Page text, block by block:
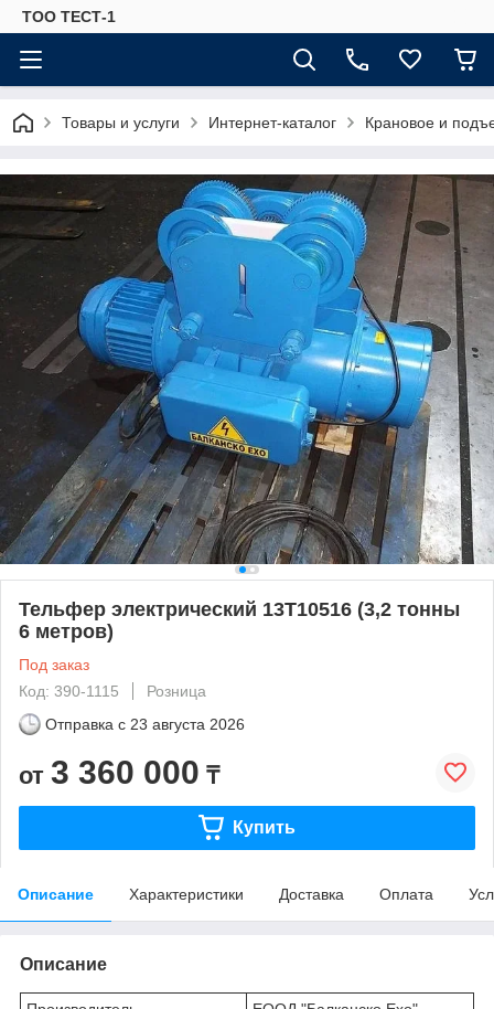
ТОО ТЕСТ-1
Товары и услуги Интернет-каталог Крановое и
Тельфер электрический 13Т10516 (3,2 тонны
6 метров)
Под заказ
Код: 390-1115
Розница
Отправка с 23 августа 2026
от 3 360 000 ₸
Купить
Описание Характеристики Доставка Оплата
Описание